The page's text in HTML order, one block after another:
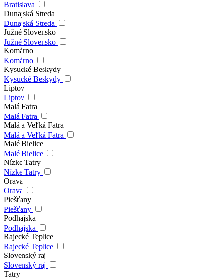
Bratislava
Dunajská Streda
Dunajská Streda
Južné Slovensko
Južné Slovensko
Komárno
Komárno
Kysucké Beskydy
Kysucké Beskydy
Liptov
Liptov
Malá Fatra
Malá Fatra
Malá a Veľká Fatra
Malá a Veľká Fatra
Malé Bielice
Malé Bielice
Nízke Tatry
Nízke Tatry
Orava
Orava
Piešťany
Piešťany
Podhájska
Podhájska
Rajecké Teplice
Rajecké Teplice
Slovenský raj
Slovenský raj
Tatry